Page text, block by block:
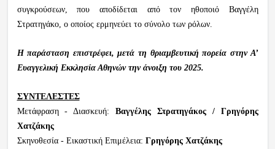
συγκρούσεων, που αποδίδεται από τον ηθοποιό Βαγγέλη
Στρατηγάκο, ο οποίος ερμηνεύει το σύνολο των ρόλων.
Η παράσταση επιστρέφει, μετά τη θριαμβευτική πορεία στην Α’
Ευαγγελική Εκκλησία Αθηνών την άνοιξη του 2025.
ΣΥΝΤΕΛΕΣΤΕΣ
Μετάφραση - Διασκευή: Βαγγέλης Στρατηγάκος / Γρηγόρης
Χατζάκης
Σκηνοθεσία - Εικαστική Επιμέλεια: Γρηγόρης Χατζάκης